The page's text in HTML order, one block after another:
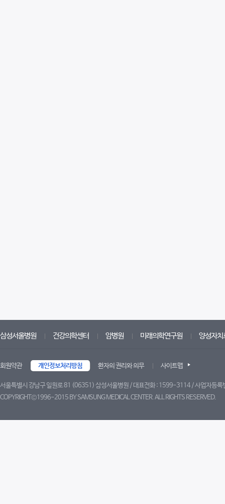
삼성서울병원 건강의학센터 암병원 미래의학연구원 양성자치
회원약관 개인정보처리방침 환자의 권리와 의무 사이트맵
서울특별시 강남구 일원로 81 (06351) 삼성서울병원 / 대표전화 : 1599-3114 / 사업자등
COPYRIGHT©1996-2015 BY SAMSUNG MEDICAL CENTER. ALL RIGHTS RESERVED.